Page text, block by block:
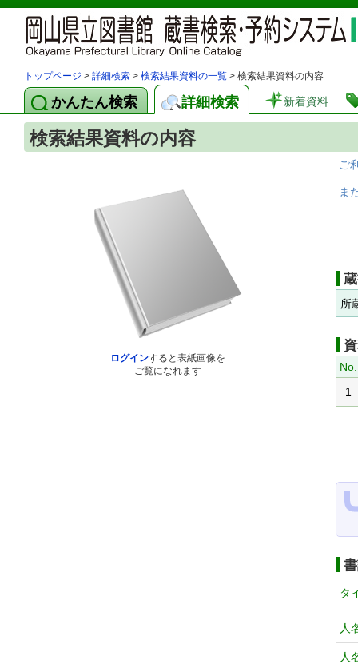
トップページ > 詳細検索 > 検索結果資料の一覧 > 検索結果資料の内容
かんたん検索 詳細検索 新着資料
検索結果資料の内容
ログインすると表紙画像を
ご覧になれます
ご
ま
所
No.
1
タ
人
人